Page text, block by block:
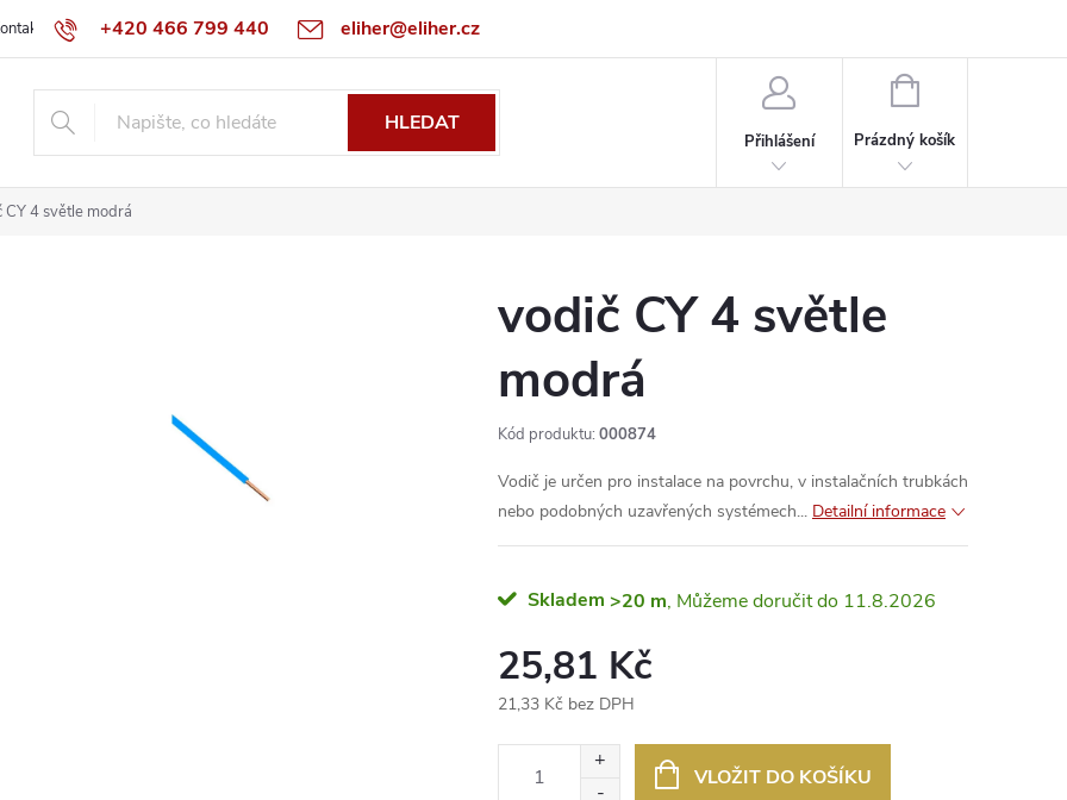
+420 466 799 440 eliher@eliher.cz
Obchodní podmínky Reklamační řád Specialista na Bordeaux
HLEDAT
Přihlášení
NÁKUPNÍ
Prázdný košík
CY 4 světle modrá
vodič CY 4 světle
modrá
Kód produktu: 000874
Vodič je určen pro instalace na povrchu, v instalačních trubkách
nebo podobných uzavřených systémech... Detailní informace
Skladem >20 m 11.8.2026
25,81 Kč
21,33 Kč bez DPH
VLOŽIT DO KOŠÍKU